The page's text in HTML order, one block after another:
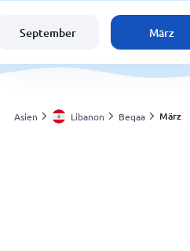
Schweiz
Deutschland
September März
Asien Libanon Beqaa März